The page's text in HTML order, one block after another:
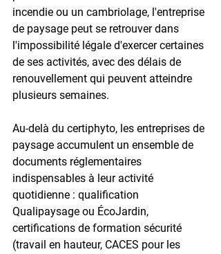
incendie ou un cambriolage, l'entreprise
de paysage peut se retrouver dans
l'impossibilité légale d'exercer certaines
de ses activités, avec des délais de
renouvellement qui peuvent atteindre
plusieurs semaines.
Au-delà du certiphyto, les entreprises de
paysage accumulent un ensemble de
documents réglementaires
indispensables à leur activité
quotidienne : qualification
Qualipaysage ou ÉcoJardin,
certifications de formation sécurité
(travail en hauteur, CACES pour les